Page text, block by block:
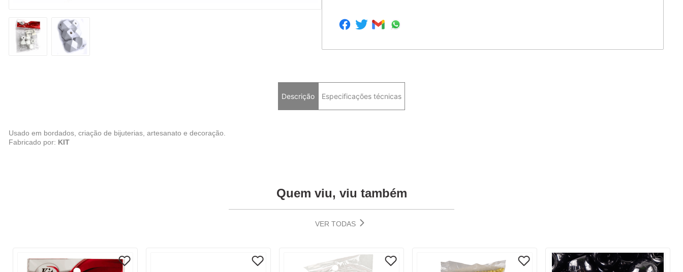
Descrição Especificações técnicas
Usado em bordados, criação de bijuterias, artesanato e decoração.
Fabricado por: KIT
Quem viu, viu também
VER TODAS